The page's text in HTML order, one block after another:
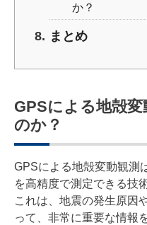
か？
まとめ
GPSによる地殻
のか？
GPSによる地殻変動観測
を高精度で測定できる技
これは、地震の発生原因
って、非常に重要な情報